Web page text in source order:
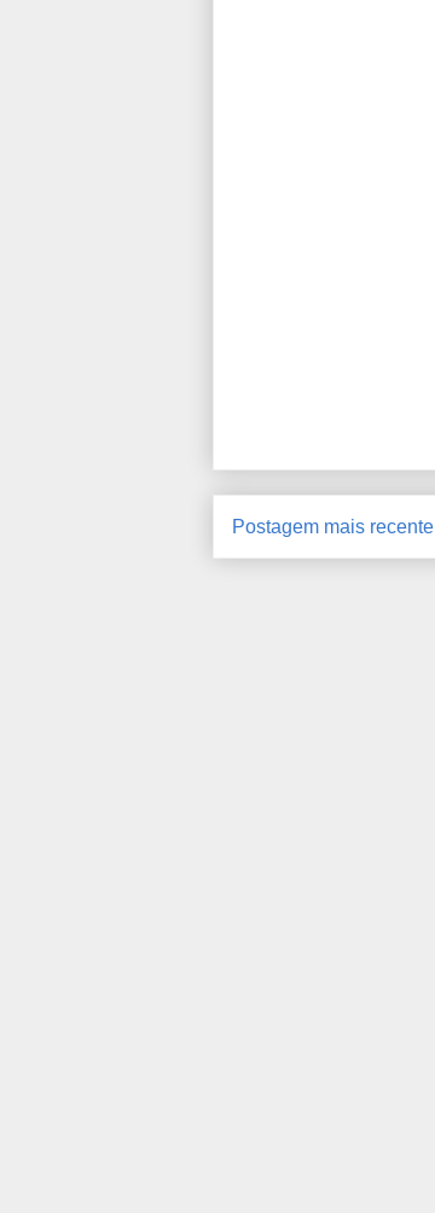
Postagem mais recente